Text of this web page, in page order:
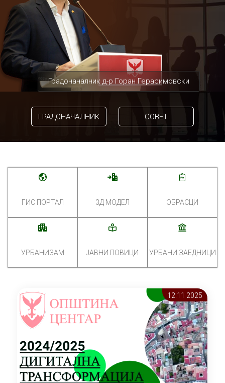
Градоначалник д-р Горан Герасимовски
ГРАДОНАЧАЛНИК СОВЕТ
ГИС ПОРТАЛ 3Д МОДЕЛ ОБРАСЦИ
УРБАНИЗАМ ЈАВНИ ПОВИЦИ УРБАНИ ЗАЕДНИЦИ
12.11 2025